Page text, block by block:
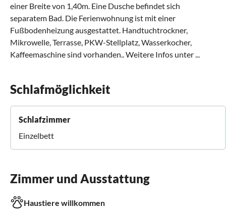
einer Breite von 1,40m. Eine Dusche befindet sich
separatem Bad. Die Ferienwohnung ist mit einer
Fußbodenheizung ausgestattet. Handtuchtrockner,
Mikrowelle, Terrasse, PKW-Stellplatz, Wasserkocher,
Kaffeemaschine sind vorhanden.. Weitere Infos unter ...
Schlafmöglichkeit
Schlafzimmer
Einzelbett
Zimmer und Ausstattung
Haustiere willkommen